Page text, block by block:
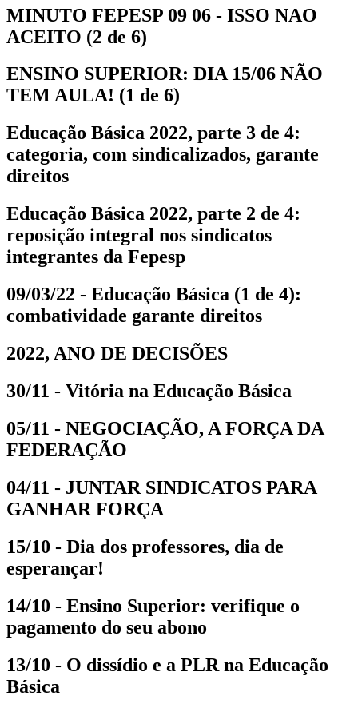
MINUTO FEPESP 09 06 - ISSO NAO
ACEITO (2 de 6)
ENSINO SUPERIOR: DIA 15/06 NÃO
TEM AULA! (1 de 6)
Educação Básica 2022, parte 3 de 4:
categoria, com sindicalizados, garante
direitos
Educação Básica 2022, parte 2 de 4:
reposição integral nos sindicatos
integrantes da Fepesp
09/03/22 - Educação Básica (1 de 4):
combatividade garante direitos
2022, ANO DE DECISÕES
30/11 - Vitória na Educação Básica
05/11 - NEGOCIAÇÃO, A FORÇA DA
FEDERAÇÃO
04/11 - JUNTAR SINDICATOS PARA
GANHAR FORÇA
15/10 - Dia dos professores, dia de
esperançar!
14/10 - Ensino Superior: verifique o
pagamento do seu abono
13/10 - O dissídio e a PLR na Educação
Básica